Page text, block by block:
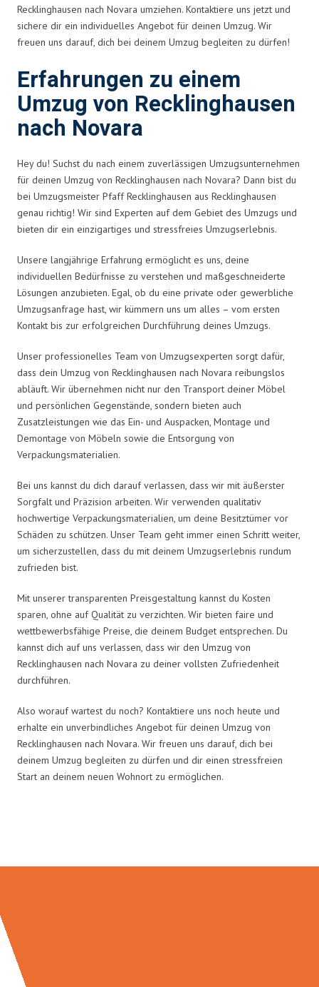
Recklinghausen nach Novara umziehen. Kontaktiere uns jetzt und
sichere dir ein individuelles Angebot für deinen Umzug. Wir
freuen uns darauf, dich bei deinem Umzug begleiten zu dürfen!
Erfahrungen zu einem
Umzug von Recklinghausen
nach Novara
Hey du! Suchst du nach einem zuverlässigen Umzugsunternehmen
für deinen Umzug von Recklinghausen nach Novara? Dann bist du
bei Umzugsmeister Pfaff Recklinghausen aus Recklinghausen
genau richtig! Wir sind Experten auf dem Gebiet des Umzugs und
bieten dir ein einzigartiges und stressfreies Umzugserlebnis.
Unsere langjährige Erfahrung ermöglicht es uns, deine
individuellen Bedürfnisse zu verstehen und maßgeschneiderte
Lösungen anzubieten. Egal, ob du eine private oder gewerbliche
Umzugsanfrage hast, wir kümmern uns um alles – vom ersten
Kontakt bis zur erfolgreichen Durchführung deines Umzugs.
Unser professionelles Team von Umzugsexperten sorgt dafür,
dass dein Umzug von Recklinghausen nach Novara reibungslos
abläuft. Wir übernehmen nicht nur den Transport deiner Möbel
und persönlichen Gegenstände, sondern bieten auch
Zusatzleistungen wie das Ein- und Auspacken, Montage und
Demontage von Möbeln sowie die Entsorgung von
Verpackungsmaterialien.
Bei uns kannst du dich darauf verlassen, dass wir mit äußerster
Sorgfalt und Präzision arbeiten. Wir verwenden qualitativ
hochwertige Verpackungsmaterialien, um deine Besitztümer vor
Schäden zu schützen. Unser Team geht immer einen Schritt weiter,
um sicherzustellen, dass du mit deinem Umzugserlebnis rundum
zufrieden bist.
Mit unserer transparenten Preisgestaltung kannst du Kosten
sparen, ohne auf Qualität zu verzichten. Wir bieten faire und
wettbewerbsfähige Preise, die deinem Budget entsprechen. Du
kannst dich auf uns verlassen, dass wir den Umzug von
Recklinghausen nach Novara zu deiner vollsten Zufriedenheit
durchführen.
Also worauf wartest du noch? Kontaktiere uns noch heute und
erhalte ein unverbindliches Angebot für deinen Umzug von
Recklinghausen nach Novara. Wir freuen uns darauf, dich bei
deinem Umzug begleiten zu dürfen und dir einen stressfreien
Start an deinem neuen Wohnort zu ermöglichen.